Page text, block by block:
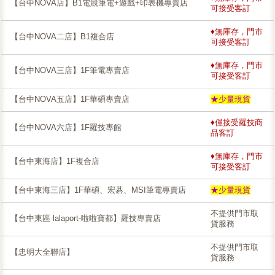
【台中NOVA店】B1電競筆電+遊戲+印表機專賣店
可接受客訂
【台中NOVA二店】B1複合店
♦無庫存，門市
可接受客訂
【台中NOVA三店】1F筆電專賣店
♦無庫存，門市
可接受客訂
【台中NOVA五店】1F華碩專賣店 ★少量現貨
【台中NOVA六店】1F羅技專館
♦僅接受羅技商
品客訂
【台中東海店】1F複合店
♦無庫存，門市
可接受客訂
【台中東海三店】1F華碩、宏碁、MSI筆電專賣店 ★少量現貨
【台中東區 lalaport-啦啦寶都】羅技專賣店
不提供門市取
貨服務
【忠明大全聯店】
不提供門市取
貨服務